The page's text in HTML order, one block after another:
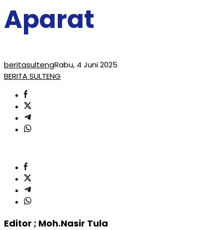
Aparat
beritasultengRabu, 4 Juni 2025
BERITA SULTENG
Editor ; Moh.Nasir Tula